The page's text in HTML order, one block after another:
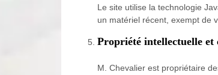
Le site utilise la technologie
un matériel récent, exempt de
Propriété intellectuelle et
M. Chevalier est propriétaire